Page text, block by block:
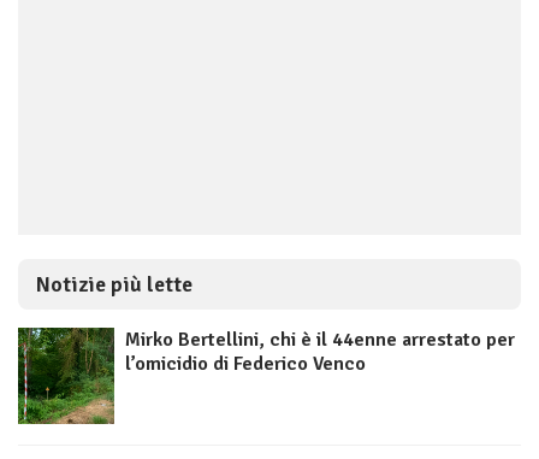
Notizie più lette
Mirko Bertellini, chi è il 44enne arrestato per
l’omicidio di Federico Venco